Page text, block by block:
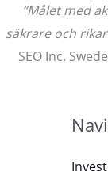
“Målet med
säkrare och
SEO Inc.